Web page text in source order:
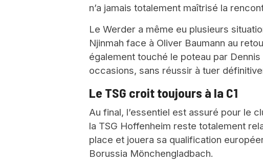
n’a jamais totalement maîtrisé la
Le Werder a même eu plusieurs
Njinmah face à Oliver Baumann au
également touché le poteau par
occasions, sans réussir à tuer
Le TSG croit toujours à la C1
Au final, l’essentiel est assuré pour le
la TSG Hoffenheim reste totalement
place et jouera sa qualification
Borussia Mönchengladbach.